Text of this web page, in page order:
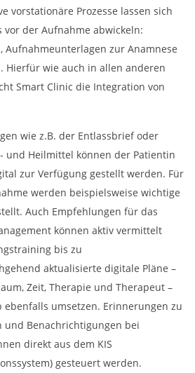
vorstationäre Prozesse lassen sich
der Aufnahme abwickeln:
Aufnahmeunterlagen zur Anamnese
Hierfür wie auch in allen anderen
Smart Clinic die Integration von
wie z.B. der Entlassbrief oder
und Heilmittel können der Patientin
zur Verfügung gestellt werden. Für
werden beispielsweise wichtige
Auch Empfehlungen für das
können aktiv vermittelt
bis zu
aktualisierte digitale Pläne –
Zeit, Therapie und Therapeut –
ebenfalls umsetzen. Erinnerungen zu
und Benachrichtigungen bei
direkt aus dem KIS
gesteuert werden.